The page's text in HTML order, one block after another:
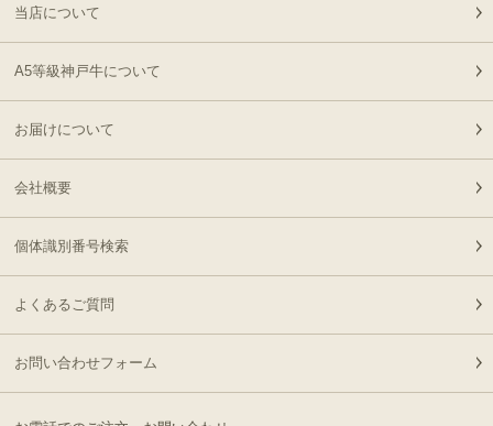
21
10:54:00
22
08-07
兵庫県
[お徳用]アウトレット A5
24
22:23:00
８千円
当店について
A5等級神戸牛について
お届けについて
会社概要
個体識別番号検索
よくあるご質問
お問い合わせフォーム